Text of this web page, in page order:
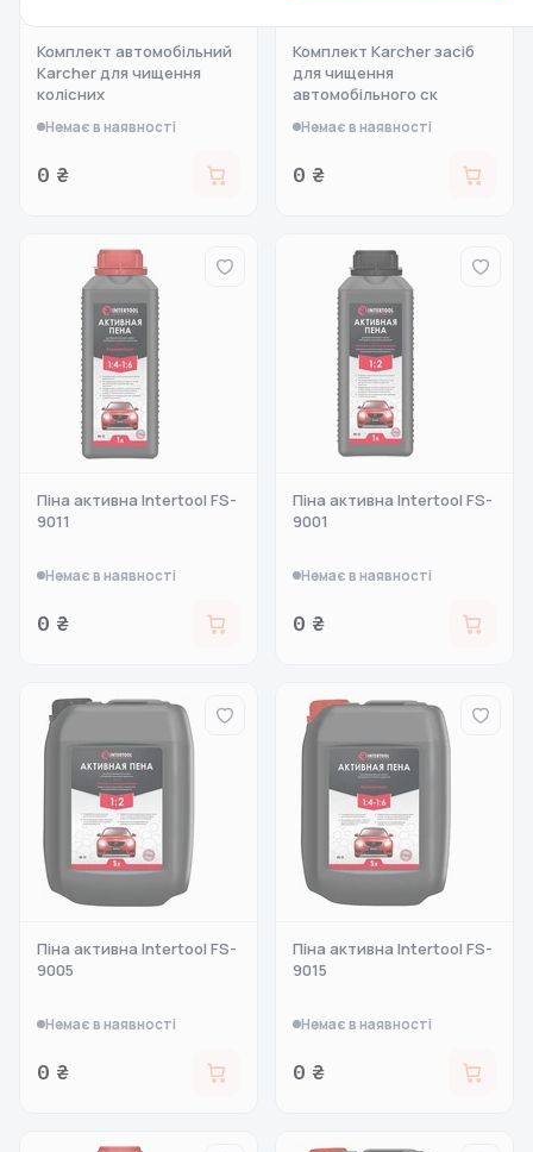
Комплект автомобільний
Karcher для чищення
колісних
Немає в наявності
0 ₴
Комплект Karcher засіб
для чищення
автомобільного ск
Немає в наявності
0 ₴
Піна активна Intertool FS-
9011
Немає в наявності
0 ₴
Піна активна Intertool FS-
9001
Немає в наявності
0 ₴
Піна активна Intertool FS-
9005
Немає в наявності
0 ₴
Піна активна Intertool FS-
9015
Немає в наявності
0 ₴